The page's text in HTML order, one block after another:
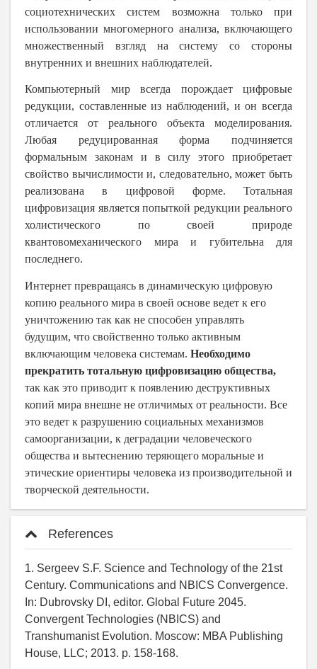
социотехнических систем возможна только при
использовании многомерного анализа, включающего
множественный взгляд на систему со стороны
внутренних и внешних наблюдателей.
Компьютерный мир всегда порождает цифровые
редукции, составленные из наблюдений, и он всегда
отличается от реального объекта моделирования.
Любая редуцированная форма подчиняется
формальным законам и в силу этого приобретает
свойство вычислимости и, следовательно, может быть
реализована в цифровой форме. Тотальная
цифровизация является попыткой редукции реального
холистического по своей природе
квантовомеханического мира и губительна для
последнего.
Интернет превращаясь в динамическую цифровую
копию реального мира в своей основе ведет к его
уничтожению так как не способен управлять
будущим, что свойственно только активным
включающим человека системам. Необходимо
прекратить тотальную цифровизацию общества,
так как это приводит к появлению деструктивных
копий мира внешне не отличимых от реальности. Все
это ведет к разрушению социальных механизмов
самоорганизации, к деградации человеческого
общества и вытеснению теряющего моральные и
этические ориентиры человека из производительной и
творческой деятельности.
References
1. Sergeev S.F. Science and Technology of the 21st
Century. Communications and NBICS Convergence.
In: Dubrovsky DI, editor. Global Future 2045.
Convergent Technologies (NBICS) and
Transhumanist Evolution. Moscow: MBA Publishing
House, LLC; 2013. p. 158-168.